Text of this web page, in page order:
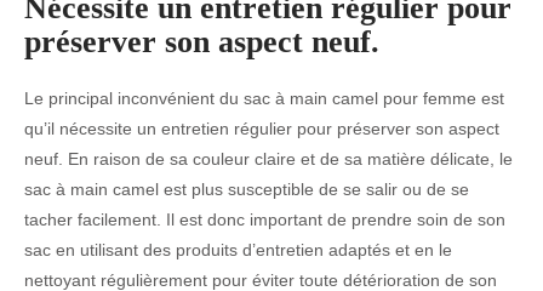
Nécessite un entretien régulier pour
préserver son aspect neuf.
Le principal inconvénient du sac à main camel pour femme est
qu’il nécessite un entretien régulier pour préserver son aspect
neuf. En raison de sa couleur claire et de sa matière délicate, le
sac à main camel est plus susceptible de se salir ou de se
tacher facilement. Il est donc important de prendre soin de son
sac en utilisant des produits d’entretien adaptés et en le
nettoyant régulièrement pour éviter toute détérioration de son